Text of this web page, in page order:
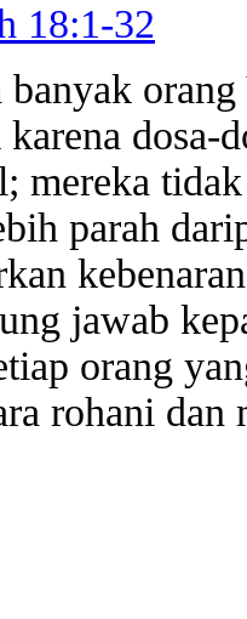
18:1-32
banyak
dosa-
mereka
parah
jawab
orang
rohani